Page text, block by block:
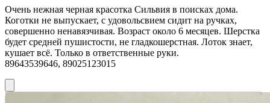
Очень нежная черная красотка Сильвия в поисках дома.
Коготки не выпускает, с удовольсвием сидит на ручках,
совершенно ненавязчивая. Возраст около 6 месяцев. Шерстка
будет средней пушистости, не гладкошерстная. Лоток знает,
кушает всё. Только в ответственные руки.
‎89643539646, ‎89025123015